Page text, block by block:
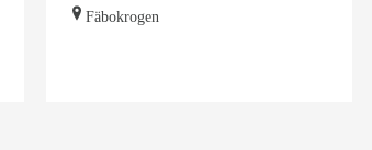
kvällen serveras en…
Fäbokrogen